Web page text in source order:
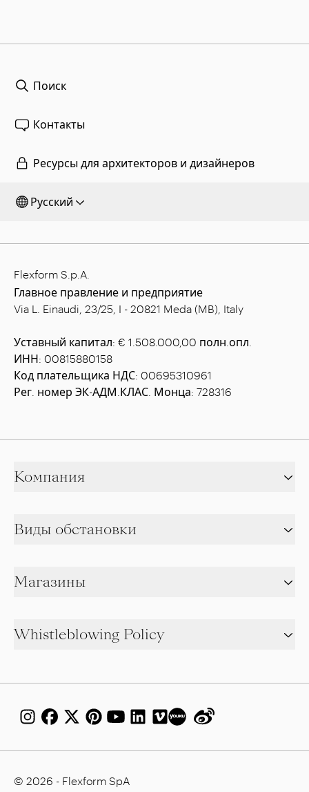
Поиск
Контакты
Ресурсы для архитекторов и дизайнеров
Русский
Flexform S.p.A.
Главное правление и предприятие
Via L. Einaudi, 23/25, I - 20821 Meda (MB), Italy
Уставный капитал: € 1.508.000,00 полн.опл.
ИНН: 00815880158
Код плательщика НДС: 00695310961
Рег. номер ЭК-АДМ.КЛАС. Монца: 728316
Компания
Виды обстановки
Магазины
Whistleblowing Policy
© 2026 - Flexform SpA